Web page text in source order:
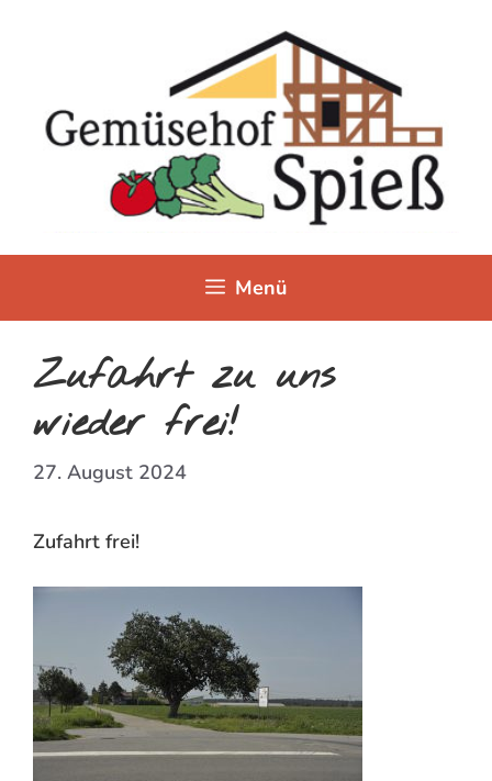
Menü
Zufahrt zu uns
wieder frei!
27. August 2024
Zufahrt frei!